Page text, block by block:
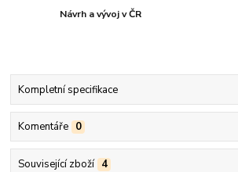
Návrh a vývoj v ČR
Kompletní specifikace
Komentáře 0
Související zboží 4